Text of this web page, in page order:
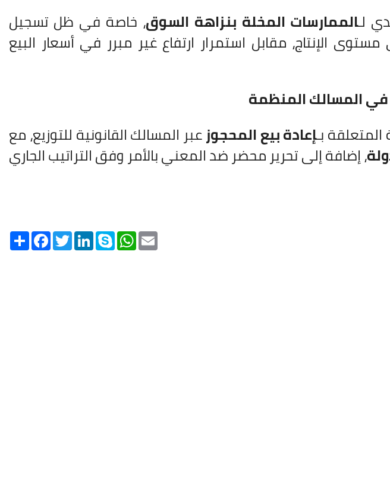
لـالممارسات المخلة بنزاهة السوق، خاصة في ظل تسجيل
الإنتاج، مقابل استمرار ارتفاع غير مبرر في أسعار البيع
في المسالك المنظمة
بـإعادة بيع المحجوزعبر المسالك القانونية للتوزيع، مع
، إضافة إلى تحرير محضر ضد المعني بالأمر وفق التراتيب الجاري
Share FacebookTwitterLinkedInSkype WhatsApp